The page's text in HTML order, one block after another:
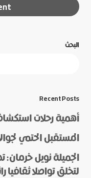
البحث
Recent Posts
أهمية رحلات
المستقبل الحتمي
الجميلة نويل خرمان:
لتخلق تواصلا ثقافيا